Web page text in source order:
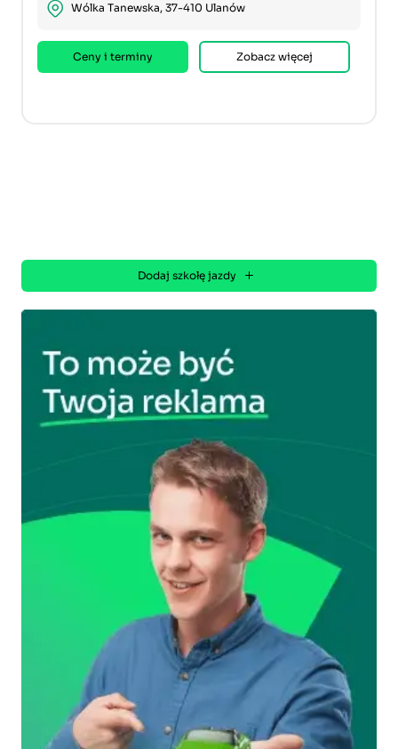
Wólka Tanewska, 37-410 Ulanów
Ceny i terminy Zobacz więcej
Dodaj szkołę jazdy